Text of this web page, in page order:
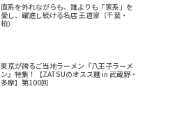
直系を外れながらも、誰よりも「家系」を
愛し、躍進し続ける名店 王道家（千葉・
柏）
東京が誇るご当地ラーメン『八王子ラーメ
ン』特集！【ZATSUのオスス麺 in 武蔵野・
多摩】第100回